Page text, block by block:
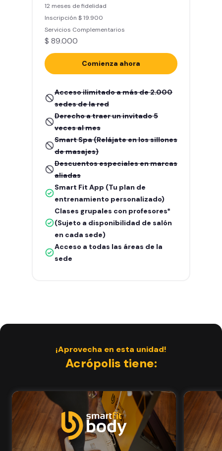
12 meses de fidelidad
Inscripción $ 19.900
Servicios Complementarios
$ 89.000
Comienza ahora
Acceso ilimitado a más de 2.000
sedes de la red
Derecho a traer un invitado 5
veces al mes
Smart Spa (Relájate en los sillones
de masajes)
Descuentos especiales en marcas
aliadas
Smart Fit App (Tu plan de
entrenamiento personalizado)
Clases grupales con profesores*
(Sujeto a disponibilidad de salón
en cada sede)
Acceso a todas las áreas de la
sede
¡Aprovecha en esta unidad!
Acrópolis tiene: